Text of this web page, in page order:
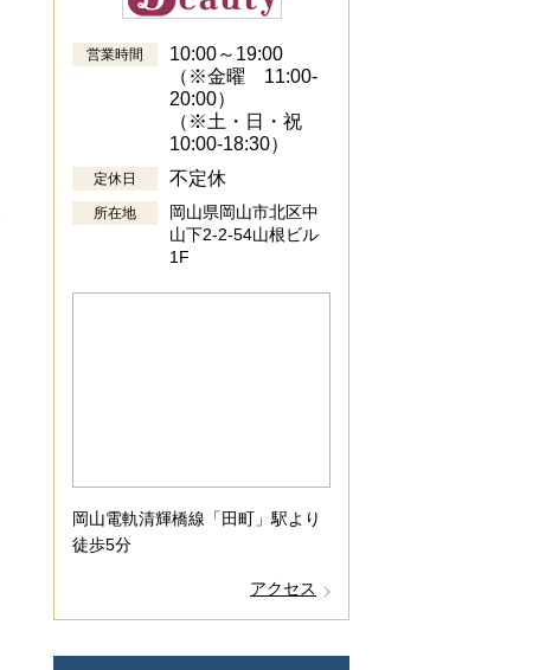
営業時間
10:00～19:00
（※金曜 11:00-
20:00）
（※土・日・祝
10:00-18:30）
定休日 不定休
所在地
岡山県岡山市北区中
山下2-2-54山根ビル
1F
岡山電軌清輝橋線「田町」駅より
徒歩5分
アクセス